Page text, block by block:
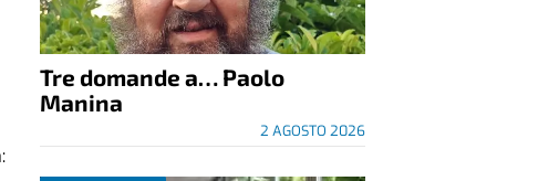
Tre domande a… Paolo
Manina
2 AGOSTO 2026